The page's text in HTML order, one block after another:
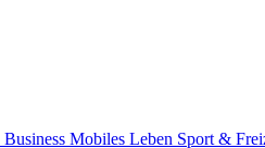
Business Mobiles Leben Sport &